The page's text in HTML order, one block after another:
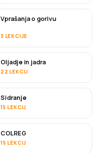
Vprašanja o gorivu
3 LEKCIJE
Oljadje in jadra
22 LEKCIJ
Sidranje
15 LEKCIJ
COLREG
15 LEKCIJ